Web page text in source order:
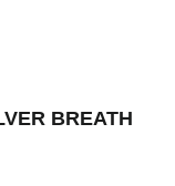
BREATH